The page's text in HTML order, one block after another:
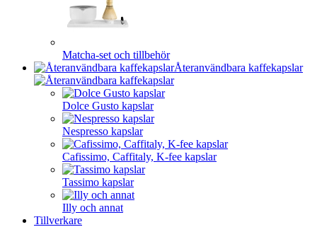
Matcha-set och tillbehör
Återanvändbara kaffekapslar
Dolce Gusto kapslar
Nespresso kapslar
Cafissimo, Caffitaly, K-fee kapslar
Tassimo kapslar
Illy och annat
Tillverkare